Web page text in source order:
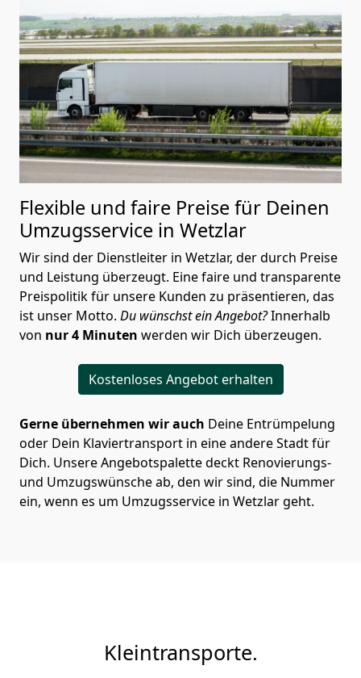
Flexible und faire Preise für Deinen
Umzugsservice in Wetzlar
Wir sind der Dienstleiter in Wetzlar, der durch Preise
und Leistung überzeugt. Eine faire und transparente
Preispolitik für unsere Kunden zu präsentieren, das
ist unser Motto. Du wünschst ein Angebot?Innerhalb
von nur 4 Minuten werden wir Dich überzeugen.
Kostenloses Angebot erhalten
Gerne übernehmen wir auch Deine Entrümpelung
oder Dein Klaviertransport in eine andere Stadt für
Dich. Unsere Angebotspalette deckt Renovierungs-
und Umzugswünsche ab, den wir sind, die Nummer
ein, wenn es um Umzugsservice in Wetzlar geht.
Kleintransporte.